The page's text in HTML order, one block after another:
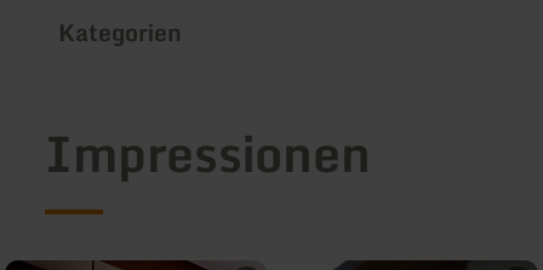
Kategorien
Impressionen